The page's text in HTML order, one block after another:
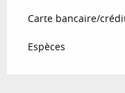
Carte bancaire/
Espèces